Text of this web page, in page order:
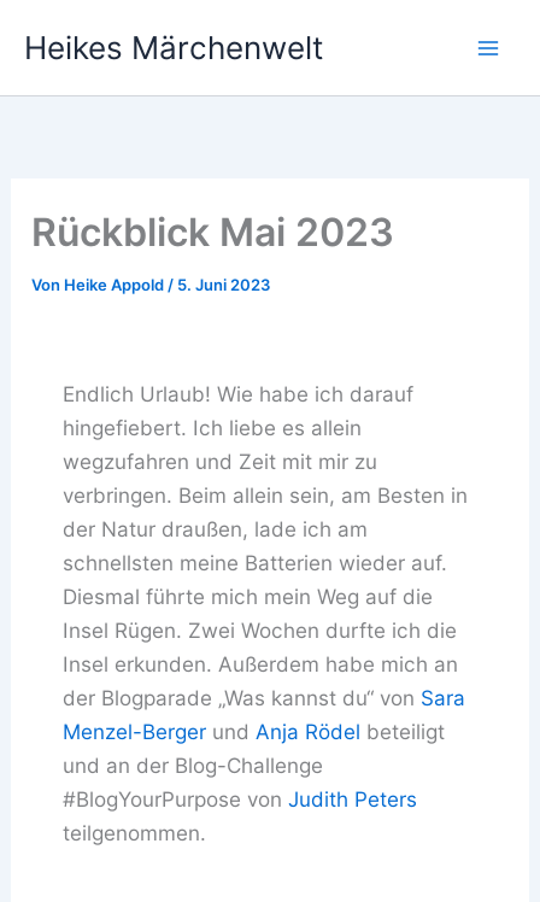
InhaltHeikes Märchenwelt
Rückblick Mai 2023
Von Heike Appold / 5. Juni 2023
Endlich Urlaub! Wie habe ich darauf
hingefiebert. Ich liebe es allein
wegzufahren und Zeit mit mir zu
verbringen. Beim allein sein, am Besten in
der Natur draußen, lade ich am
schnellsten meine Batterien wieder auf.
Diesmal führte mich mein Weg auf die
Insel Rügen. Zwei Wochen durfte ich die
Insel erkunden. Außerdem habe mich an
der Blogparade „Was kannst du“ von Sara
Menzel-Bergerund Anja Rödel beteiligt
und an der Blog-Challenge
#BlogYourPurpose von Judith Peters
teilgenommen.